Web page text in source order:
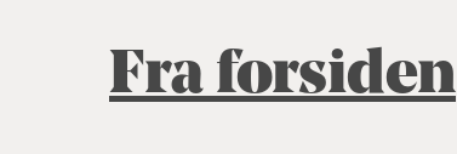
Fra forsiden